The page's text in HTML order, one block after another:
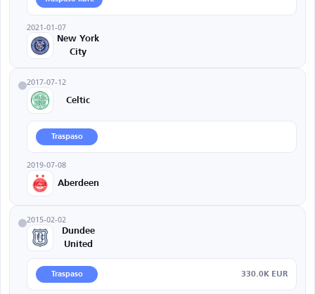
2021-01-07
New York
City
2017-07-12
Celtic
Traspaso
2019-07-08
Aberdeen
2015-02-02
Dundee
United
Traspaso 330.0K EUR